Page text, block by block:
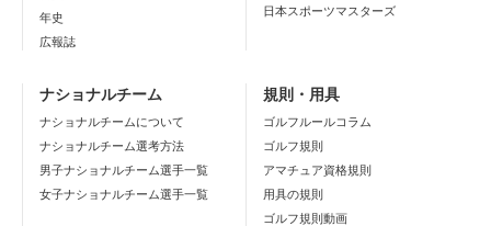
年史
広報誌
日本スポーツマスターズ
ナショナルチーム
ナショナルチームについて
ナショナルチーム選考方法
男子ナショナルチーム選手一覧
女子ナショナルチーム選手一覧
規則・用具
ゴルフルールコラム
ゴルフ規則
アマチュア資格規則
用具の規則
ゴルフ規則動画